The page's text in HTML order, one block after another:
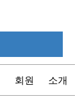
회원 소개